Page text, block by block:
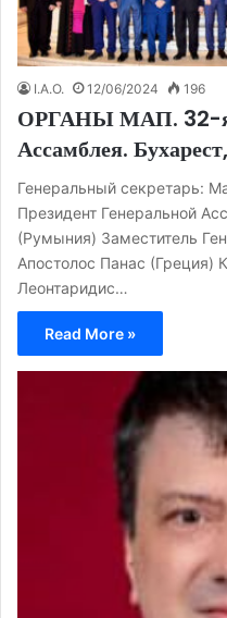
I.A.O. 12/06/2024 196
ОРГАНЫ МАП. 32-я
Ассамблея.
Генеральный секретарь:
Президент Генеральной
(Румыния) Заместитель
Апостолос Панас (Греция)
Леонтаридис…
Read More »